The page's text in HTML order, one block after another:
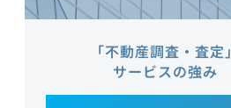
「不動産調査・査定」
サービスの強み